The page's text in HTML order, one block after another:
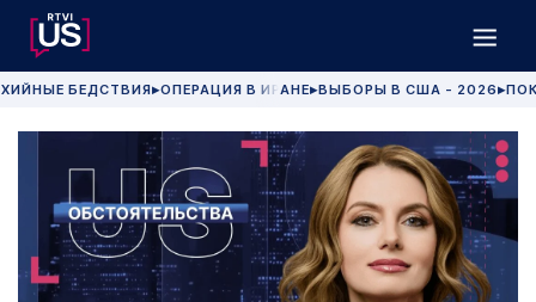
БЕДСТВИЯ▶ОПЕРАЦИЯ В ИРАНЕ▶ВЫБОРЫ В США - 2026 ▶